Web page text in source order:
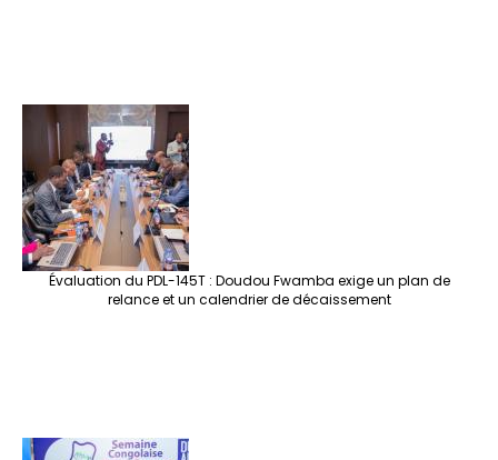
Évaluation du PDL-145T : Doudou Fwamba exige un plan de
relance et un calendrier de décaissement